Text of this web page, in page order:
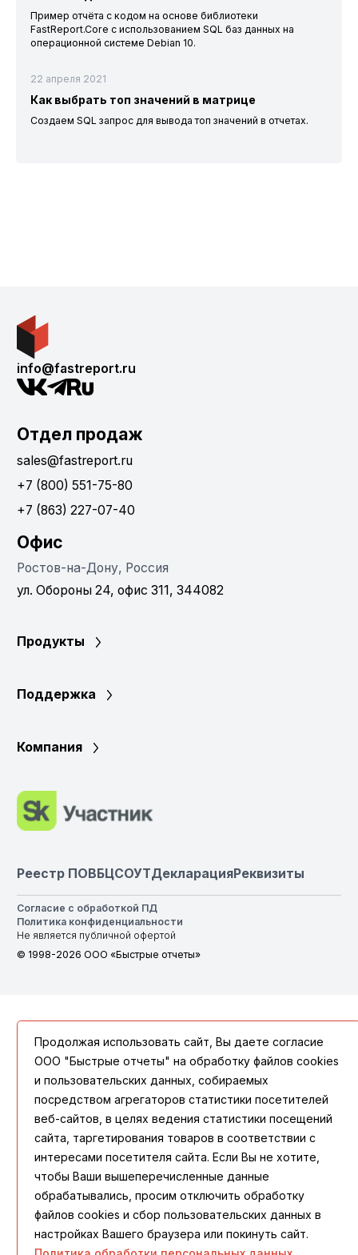
Пример отчёта с кодом на основе библиотеки
FastReport.Core с использованием SQL баз данных на
операционной системе Debian 10.
22 апреля 2021
Как выбрать топ значений в матрице
Создаем SQL запрос для вывода топ значений в отчетах.
info@fastreport.ru
Отдел продаж
sales@fastreport.ru
+7 (800) 551-75-80
+7 (863) 227-07-40
Офис
Ростов-на-Дону, Россия
ул. Обороны 24, офис 311, 344082
Продукты
Поддержка
Компания
Реестр ПО ВБЦСОУТДекларацияРеквизиты
Согласие с обработкой ПД
Политика конфиденциальности
Не является публичной офертой
© 1998-2026 ООО «Быстрые отчеты»
Продолжая использовать сайт, Вы даете согласие
ООО "Быстрые отчеты" на обработку файлов cookies
и пользовательских данных, собираемых
посредством агрегаторов статистики посетителей
веб-сайтов, в целях ведения статистики посещений
сайта, таргетирования товаров в соответствии с
интересами посетителя сайта. Если Вы не хотите,
чтобы Ваши вышеперечисленные данные
обрабатывались, просим отключить обработку
файлов cookies и сбор пользовательских данных в
настройках Вашего браузера или покинуть сайт.